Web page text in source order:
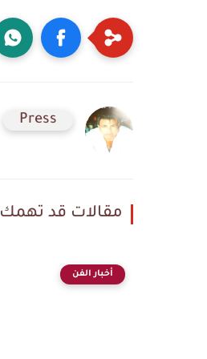
Press
مقالات قد تهمك
أخبار الفن